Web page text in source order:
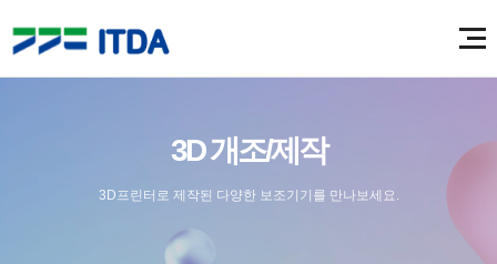
3D 개조/제작
3D프린터로 제작된 다양한 보조기기를 만나보세요.